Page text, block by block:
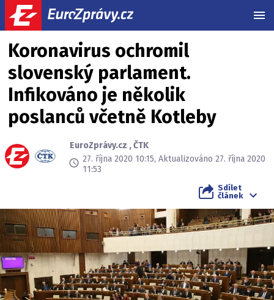
Koronavirus ochromil
slovenský parlament.
Infikováno je několik
poslanců včetně Kotleby
EuroZprávy.cz ,ČTK
27. října 2020 10:15, Aktualizováno 27. října 2020
11:53
Sdílet
článek